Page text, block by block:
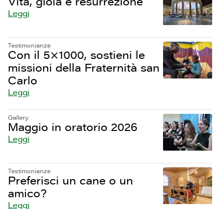
Leggi
Testimonianze
Con il 5×1000, sostieni le
missioni della Fraternità san
Carlo
Leggi
Gallery
Maggio in oratorio 2026
Leggi
Testimonianze
Preferisci un cane o un
amico?
Leggi